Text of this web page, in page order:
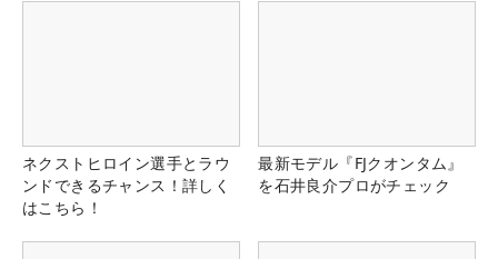
ネクストヒロイン選手とラウ
ンドできるチャンス！詳しく
はこちら！
最新モデル『FJクオンタム』
を石井良介プロがチェック